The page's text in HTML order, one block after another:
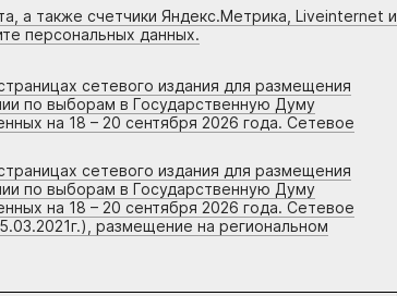
а также счетчики Яндекс.Метрика, Liveinternet и
персональных данных.
сетевого издания для размещения
по выборам в Государственную Думу
на 18 – 20 сентября 2026 года. Сетевое
сетевого издания для размещения
по выборам в Государственную Думу
на 18 – 20 сентября 2026 года. Сетевое
размещение на региональном